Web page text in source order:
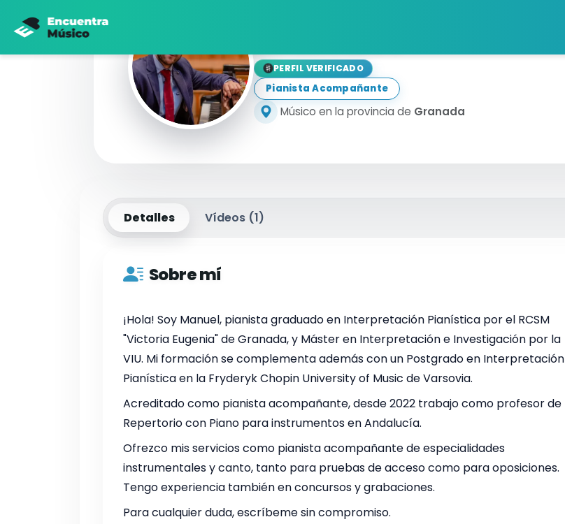
PERFIL VERIFICADO
Pianista Acompañante
Músico en la provincia de Granada
Detalles Vídeos (1)
Sobre mí
¡Hola! Soy Manuel, pianista graduado en Interpretación Pianística por el RCSM
"Victoria Eugenia" de Granada, y Máster en Interpretación e Investigación por la
VIU. Mi formación se complementa además con un Postgrado en Interpretación
Pianística en la Fryderyk Chopin University of Music de Varsovia.
Acreditado como pianista acompañante, desde 2022 trabajo como profesor de
Repertorio con Piano para instrumentos en Andalucía.
Ofrezco mis servicios como pianista acompañante de especialidades
instrumentales y canto, tanto para pruebas de acceso como para oposiciones.
Tengo experiencia también en concursos y grabaciones.
Para cualquier duda, escríbeme sin compromiso.